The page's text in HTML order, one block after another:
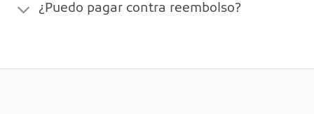
¿Puedo pagar contra reembolso?